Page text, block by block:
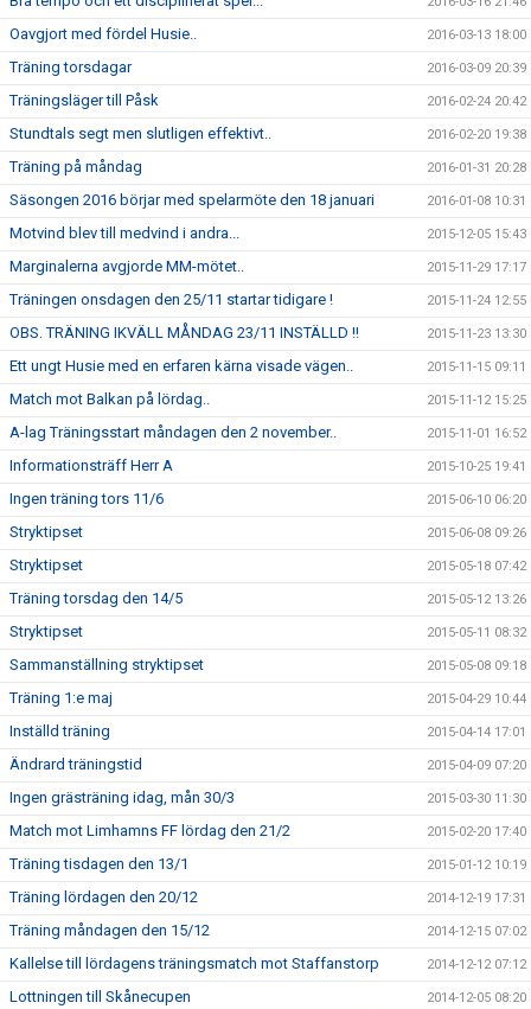
Oavgjort med fördel Husie.. 2016-03-13 18:00
Träning torsdagar 2016-03-09 20:39
Träningsläger till Påsk 2016-02-24 20:42
Stundtals segt men slutligen effektivt.. 2016-02-20 19:38
Träning på måndag 2016-01-31 20:28
Säsongen 2016 börjar med spelarmöte den 18 januari 2016-01-08 10:31
Motvind blev till medvind i andra... 2015-12-05 15:43
Marginalerna avgjorde MM-mötet.. 2015-11-29 17:17
Träningen onsdagen den 25/11 startar tidigare ! 2015-11-24 12:55
OBS. TRÄNING IKVÄLL MÅNDAG 23/11 INSTÄLLD !! 2015-11-23 13:30
Ett ungt Husie med en erfaren kärna visade vägen.. 2015-11-15 09:11
Match mot Balkan på lördag.. 2015-11-12 15:25
A-lag Träningsstart måndagen den 2 november.. 2015-11-01 16:52
Informationsträff Herr A 2015-10-25 19:41
Ingen träning tors 11/6 2015-06-10 06:20
Stryktipset 2015-06-08 09:26
Stryktipset 2015-05-18 07:42
Träning torsdag den 14/5 2015-05-12 13:26
Stryktipset 2015-05-11 08:32
Sammanställning stryktipset 2015-05-08 09:18
Träning 1:e maj 2015-04-29 10:44
Inställd träning 2015-04-14 17:01
Ändrard träningstid 2015-04-09 07:20
Ingen grästräning idag, mån 30/3 2015-03-30 11:30
Match mot Limhamns FF lördag den 21/2 2015-02-20 17:40
Träning tisdagen den 13/1 2015-01-12 10:19
Träning lördagen den 20/12 2014-12-19 17:31
Träning måndagen den 15/12 2014-12-15 07:02
Kallelse till lördagens träningsmatch mot Staffanstorp 2014-12-12 07:12
Lottningen till Skånecupen 2014-12-05 08:20